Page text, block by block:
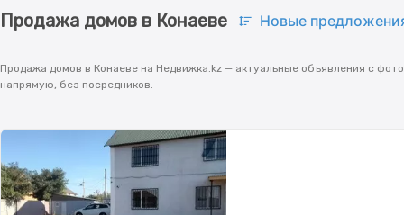
Продажа домов в Конаеве Новые
Продажа домов в Конаеве на Недвижка.kz — актуальные объявления с
напрямую, без посредников.